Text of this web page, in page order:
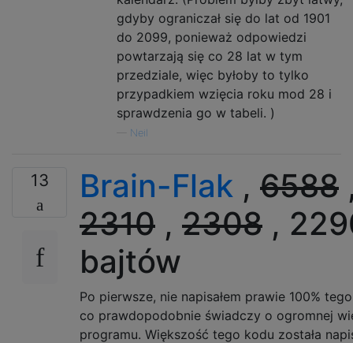
gdyby ograniczał się do lat od 1901
do 2099, ponieważ odpowiedzi
powtarzają się co 28 lat w tym
przedziale, więc byłoby to tylko
przypadkiem wzięcia roku mod 28 i
sprawdzenia go w tabeli. )
Neil
13 Brain-Flak , 6588
2310 , 2308 ,
bajtów
Po pierwsze, nie napisałem prawie 100%
co prawdopodobnie świadczy o ogromnej
programu. Większość tego kodu została